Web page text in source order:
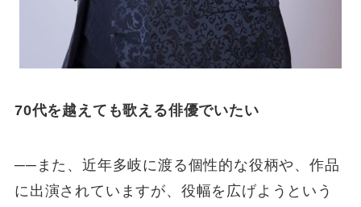
70代を越えても歌える俳優でいたい
──また、近年多岐に渡る個性的な役柄や、作品
に出演されていますが、役幅を広げようという